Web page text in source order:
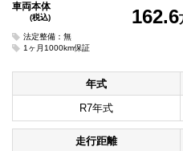
車両本体
(税込) 162.6
法定整備：無
1ヶ月1000km保証
年式
R7年式
走行距離